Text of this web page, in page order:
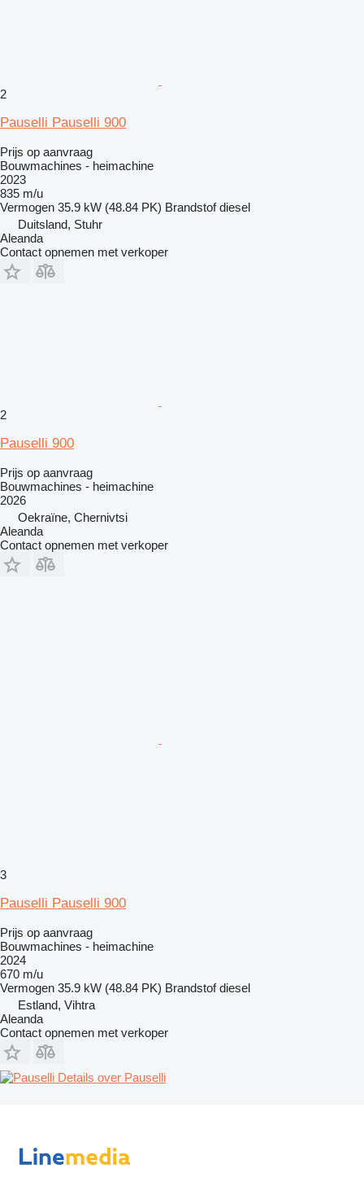
2
Pauselli Pauselli 900
Prijs op aanvraag
Bouwmachines - heimachine
2023
835 m/u
Vermogen 35.9 kW (48.84 PK) Brandstof diesel
Duitsland, Stuhr
Aleanda
Contact opnemen met verkoper
2
Pauselli 900
Prijs op aanvraag
Bouwmachines - heimachine
2026
Oekraïne, Chernivtsi
Aleanda
Contact opnemen met verkoper
3
Pauselli Pauselli 900
Prijs op aanvraag
Bouwmachines - heimachine
2024
670 m/u
Vermogen 35.9 kW (48.84 PK) Brandstof diesel
Estland, Vihtra
Aleanda
Contact opnemen met verkoper
Details over Pauselli